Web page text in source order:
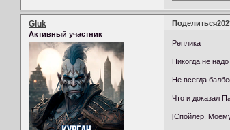
Поделиться
Gluk
Активный участник
Реплика
Никогда не
Не всегда
Что и доказал
[Спойлер.